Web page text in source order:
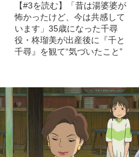
【#3を読む】「昔は湯婆婆が
怖かったけど、今は共感して
います」35歳になった千尋
役・柊瑠美が出産後に『千と
千尋』を観て“気づいたこと”